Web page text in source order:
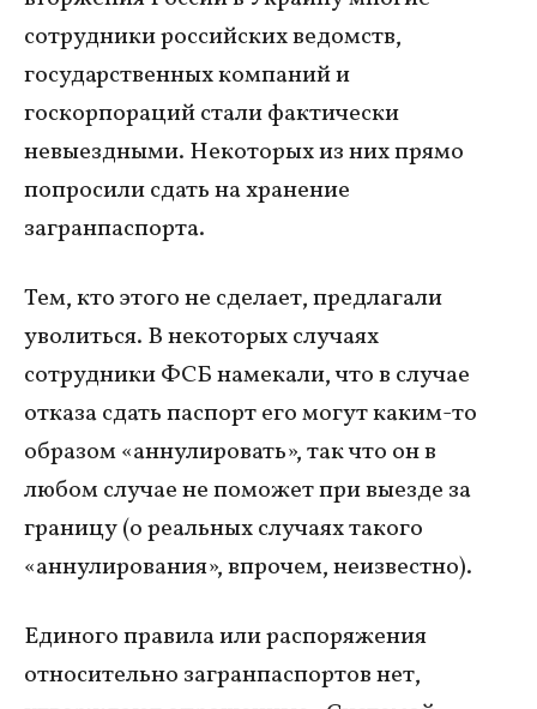
сотрудники российских ведомств,
государственных компаний и
госкорпораций стали фактически
невыездными. Некоторых из них прямо
попросили сдать на хранение
загранпаспорта.
Тем, кто этого не сделает, предлагали
уволиться. В некоторых случаях
сотрудники ФСБ намекали, что в случае
отказа сдать паспорт его могут каким-то
образом «аннулировать», так что он в
любом случае не поможет при выезде за
границу (о реальных случаях такого
«аннулирования», впрочем, неизвестно).
Единого правила или распоряжения
относительно загранпаспортов нет,